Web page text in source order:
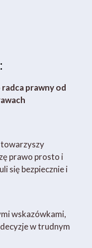
radca prawny od
towarzyszy
prawo prosto i
się bezpiecznie i
wskazówkami,
w trudnym